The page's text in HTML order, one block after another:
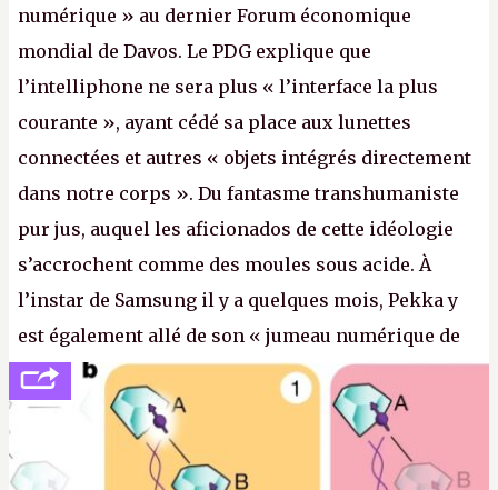
numérique » au dernier Forum économique
mondial de Davos. Le PDG explique que
l’intelliphone ne sera plus « l’interface la plus
courante », ayant cédé sa place aux lunettes
connectées et autres « objets intégrés directement
dans notre corps ». Du fantasme transhumaniste
pur jus, auquel les aficionados de cette idéologie
s’accrochent comme des moules sous acide. À
l’instar de Samsung il y a quelques mois, Pekka y
est également allé de son « jumeau numérique de
tout » et de l’importance des metasangsues, qu’il
considère comme «
la prochaine grande plateforme
informatique après le World Wide Web et le mobile
(Crédit photo : Pexels / Pixabay)